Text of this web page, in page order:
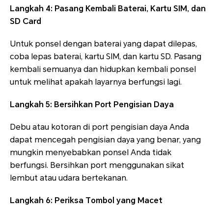
Langkah 4: Pasang Kembali Baterai, Kartu SIM, dan
SD Card
Untuk ponsel dengan baterai yang dapat dilepas,
coba lepas baterai, kartu SIM, dan kartu SD. Pasang
kembali semuanya dan hidupkan kembali ponsel
untuk melihat apakah layarnya berfungsi lagi.
Langkah 5: Bersihkan Port Pengisian Daya
Debu atau kotoran di port pengisian daya Anda
dapat mencegah pengisian daya yang benar, yang
mungkin menyebabkan ponsel Anda tidak
berfungsi. Bersihkan port menggunakan sikat
lembut atau udara bertekanan.
Langkah 6: Periksa Tombol yang Macet